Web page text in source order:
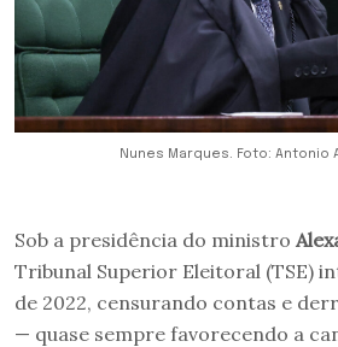
Nunes Marques. Foto: Antonio
Sob a presidência do ministro
Tribunal Superior Eleitoral (TSE)
de 2022, censurando contas e
— quase sempre favorecendo a